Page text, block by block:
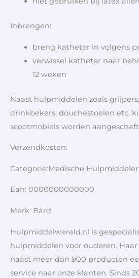
Inbrengen:
breng katheter in volgens
verwissel katheter naar
12 weken
Naast hulpmiddelen zoals
drinkbekers, douchestoelen etc.
scootmobiels worden
Verzendkosten:
Categorie:Medische
Ean: 0000000000000
Merk: Bard
Hulpmiddelwereld.nl is
hulpmiddelen voor ouderen.
naast meer dan 900 producten
service naar onze klanten. Sinds